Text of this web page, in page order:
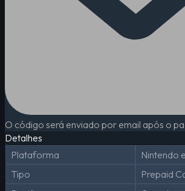
O código será enviado por email após o
Detalhes
Plataforma
Nintendo
Tipo
Prepaid